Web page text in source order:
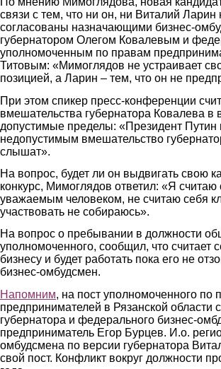
связи с тем, что ни он, ни Виталий Ларин
согласованы назначающими бизнес-
губернатором Олегом Ковалевым и
уполномоченным по правам
Титовым: «Мимоглядов не устраивает
позицией, а Ларин – тем, что он не
При этом спикер пресс-конференции
вмешательства губернатора Ковалева в
допустимые пределы: «Президент Путин
недопустимым вмешательство
слышат».
На вопрос, будет ли он выдвигать свою
конкурс, Мимоглядов ответил: «Я
уважаемым человеком, не считаю себя
участвовать не собираюсь».
На вопрос о пребывании в должности
уполномоченного, сообщил, что считает
бизнесу и будет работать пока его не
бизнес-омбудсмен.
Напомним, на пост уполномоченного по
предпринимателей в Рязанской области
губернатора и федерального бизнес-
предприниматель Егор Бурцев. И.о.
омбудсмена по версии губернатора
свой пост. Конфликт вокруг должности